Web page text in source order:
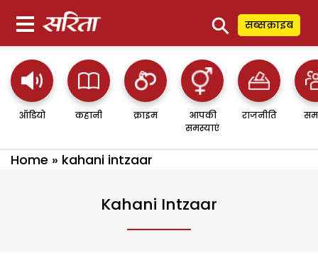
⚲ सब्सक्राइब
ऑडियो कहानी क्राइम
आपकी
समस्याएं
राजनीति
Home » kahani intzaar
Kahani Intzaar